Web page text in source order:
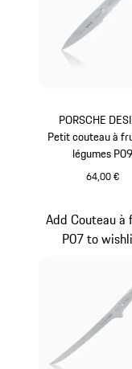
PORSCHE
Petit couteau à
légumes P09
64,00 €
Add Couteau à
P07 to